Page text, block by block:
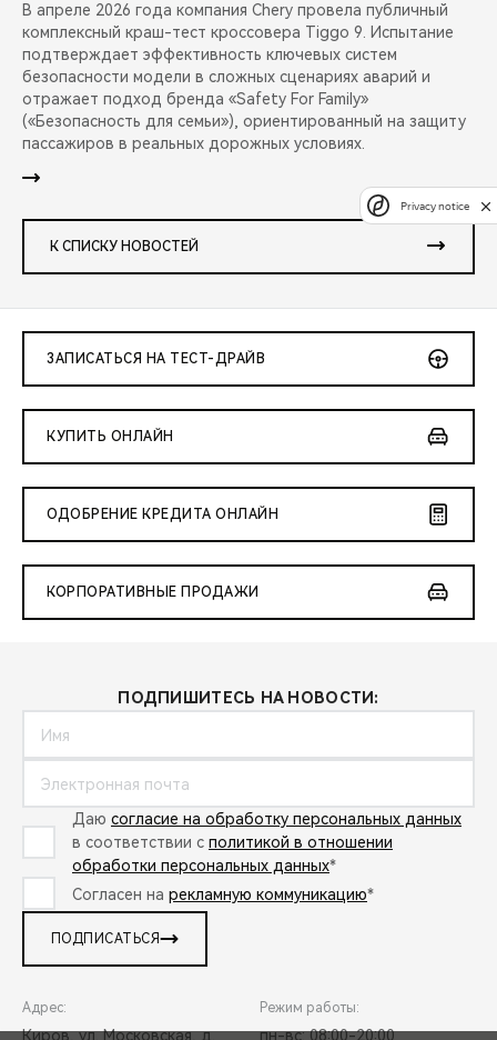
В апреле 2026 года компания Chery провела публичный
комплексный краш-тест кроссовера Tiggo 9. Испытание
подтверждает эффективность ключевых систем
безопасности модели в сложных сценариях аварий и
отражает подход бренда «Safety For Family»
(«Безопасность для семьи»), ориентированный на защиту
пассажиров в реальных дорожных условиях.
К СПИСКУ НОВОСТЕЙ
ЗАПИСАТЬСЯ НА ТЕСТ-ДРАЙВ
КУПИТЬ ОНЛАЙН
ОДОБРЕНИЕ КРЕДИТА ОНЛАЙН
КОРПОРАТИВНЫЕ ПРОДАЖИ
ПОДПИШИТЕСЬ НА НОВОСТИ:
Даю согласие на обработку персональных данных
в соответствии с политикой в отношении
обработки персональных данных*
Согласен на рекламную коммуникацию*
ПОДПИСАТЬСЯ
Адрес:
Киров, ул. Московская, д.
Режим работы:
пн-вс: 08:00-20:00
Privacy notice